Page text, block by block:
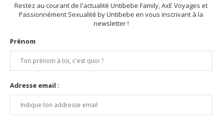
Restez au courant de l'actualité Untibebe Family, AxE Voyages et
Passionnément Sexualité by Untibebe en vous inscrivant à la
newsletter !
Prénom
Adresse email :